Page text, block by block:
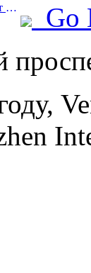
Prev:Шанхайский Диснейленд отмечает свою 10-летнюю годовщину, приняв на сегодняшний день более 100 миллионов посетителей.
Go